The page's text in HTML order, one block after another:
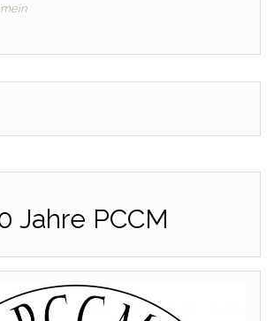
Jahre PCCM